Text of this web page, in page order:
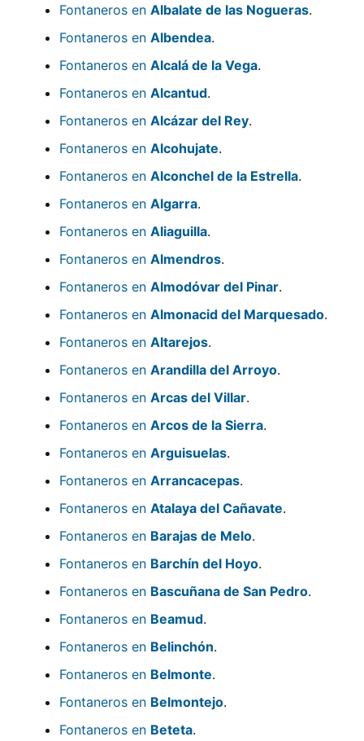
Fontaneros en Albalate de las Nogueras.
Fontaneros en Albendea.
Fontaneros en Alcalá de la Vega.
Fontaneros en Alcantud.
Fontaneros en Alcázar del Rey.
Fontaneros en Alcohujate.
Fontaneros en Alconchel de la Estrella.
Fontaneros en Algarra.
Fontaneros en Aliaguilla.
Fontaneros en Almendros.
Fontaneros en Almodóvar del Pinar.
Fontaneros en Almonacid del Marquesado.
Fontaneros en Altarejos.
Fontaneros en Arandilla del Arroyo.
Fontaneros en Arcas del Villar.
Fontaneros en Arcos de la Sierra.
Fontaneros en Arguisuelas.
Fontaneros en Arrancacepas.
Fontaneros en Atalaya del Cañavate.
Fontaneros en Barajas de Melo.
Fontaneros en Barchín del Hoyo.
Fontaneros en Bascuñana de San Pedro.
Fontaneros en Beamud.
Fontaneros en Belinchón.
Fontaneros en Belmonte.
Fontaneros en Belmontejo.
Fontaneros en Beteta.